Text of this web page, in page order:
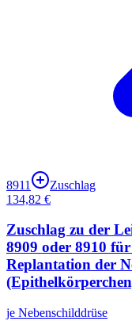
8911
Zuschlag
134,82 €
Zuschlag zu der
8909 oder 8910
Replantation der
je Nebenschilddrüse